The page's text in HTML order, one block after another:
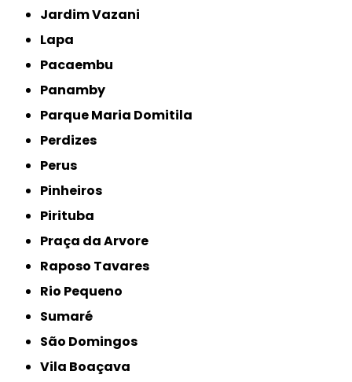
Jardim Vazani
Lapa
Pacaembu
Panamby
Parque Maria Domitila
Perdizes
Perus
Pinheiros
Pirituba
Praça da Arvore
Raposo Tavares
Rio Pequeno
Sumaré
São Domingos
Vila Boaçava